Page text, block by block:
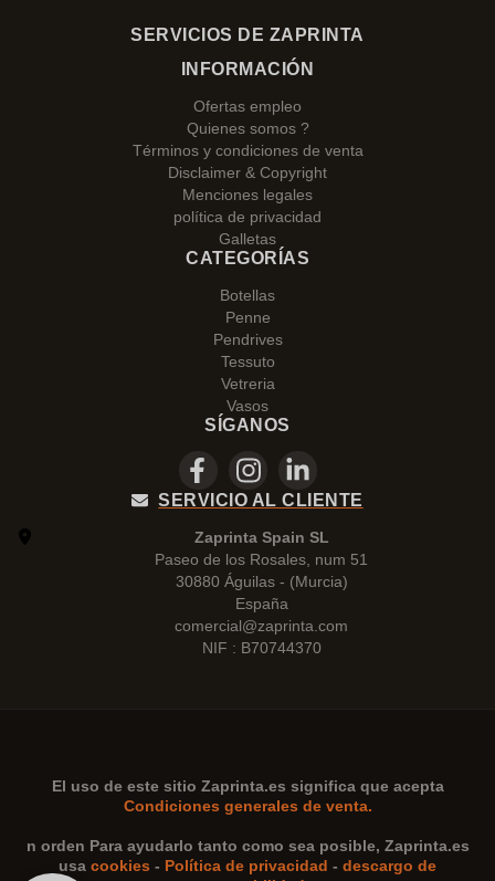
SERVICIOS DE ZAPRINTA
INFORMACIÓN
Ofertas empleo
Quienes somos ?
Términos y condiciones de venta
Disclaimer & Copyright
Menciones legales
política de privacidad
Galletas
CATEGORÍAS
Botellas
Penne
Pendrives
Tessuto
Vetreria
Vasos
SÍGANOS
SERVICIO AL CLIENTE
Zaprinta Spain SL
Paseo de los Rosales, num 51
30880 Águilas - (Murcia)
España
comercial@zaprinta.com
NIF : B70744370
El uso de este sitio Zaprinta.es significa que acepta
Condiciones generales de venta.
n orden Para ayudarlo tanto como sea posible, Zaprinta.es
usa cookies - Política de privacidad - descargo de